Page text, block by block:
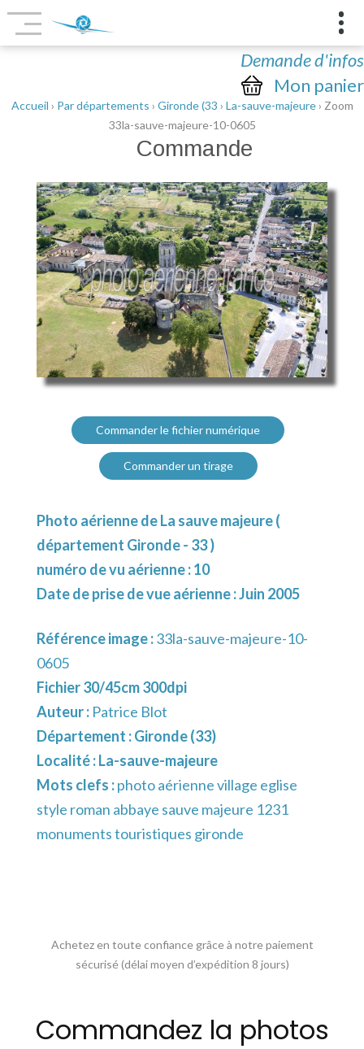
Demande d'infos
Mon panier
Accueil › Par départements › Gironde (33 › La-sauve-majeure› Zoom
33la-sauve-majeure-10-0605
Commande
Commander le fichier numérique
Commander un tirage
Photo aérienne de La sauve majeure (
département Gironde - 33 )
numéro de vu aérienne : 10
Date de prise de vue aérienne : Juin 2005
Référence image :33la-sauve-majeure-10-
0605
Fichier 30/45cm 300dpi
Auteur : Patrice Blot
Département :Gironde (33)
Localité :La-sauve-majeure
Mots clefs :photo aérienne village eglise
style roman abbaye sauve majeure 1231
monuments touristiques gironde
Achetez en toute confiance grâce à notre paiement
sécurisé (délai moyen d’expédition 8 jours)
Commandez la photos